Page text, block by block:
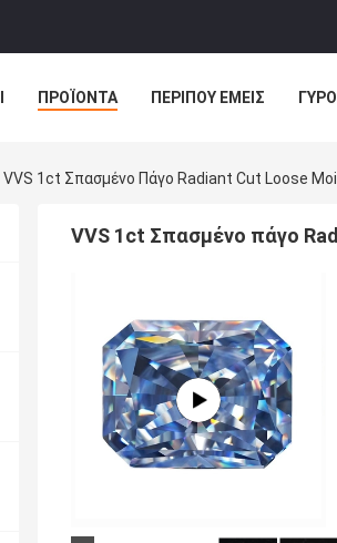
ΠΡΟΪΌΝΤΑ ΠΕΡΊΠΟΥ ΕΜΕΊΣ
VVS 1ct Σπασμένο Πάγο Radiant Cut Loose
VVS 1ct Σπασμένο πάγο